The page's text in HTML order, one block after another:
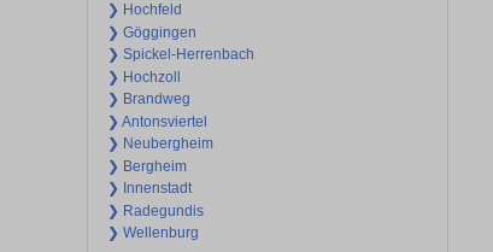
❯ Hochfeld
❯ Göggingen
❯ Spickel-Herrenbach
❯ Hochzoll
❯ Brandweg
❯ Antonsviertel
❯ Neubergheim
❯ Bergheim
❯ Innenstadt
❯ Radegundis
❯ Wellenburg